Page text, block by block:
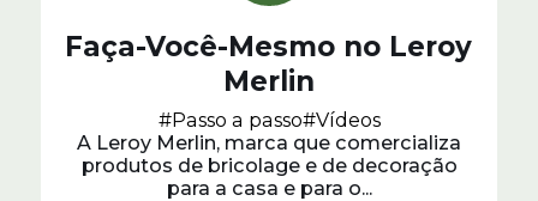
Faça-Você-Mesmo no Leroy
Merlin
#Passo a passo#Vídeos
A Leroy Merlin, marca que comercializa
produtos de bricolage e de decoração
para a casa e para o...